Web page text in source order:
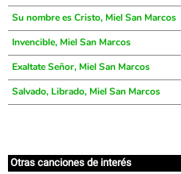
Su nombre es Cristo, Miel San Marcos
Invencible, Miel San Marcos
Exaltate Señor, Miel San Marcos
Salvado, Librado, Miel San Marcos
Otras canciones de interés